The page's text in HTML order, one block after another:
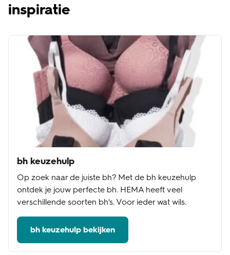
inspiratie
bh keuzehulp
Op zoek naar de juiste bh? Met de bh keuzehulp
ontdek je jouw perfecte bh. HEMA heeft veel
verschillende soorten bh's. Voor ieder wat wils.
bh keuzehulp bekijken